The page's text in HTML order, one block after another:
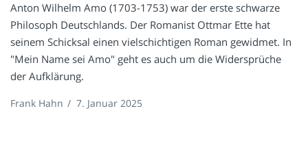
Anton Wilhelm Amo (1703-1753) war der erste schwarze
Philosoph Deutschlands. Der Romanist Ottmar Ette hat
seinem Schicksal einen vielschichtigen Roman gewidmet. In
"Mein Name sei Amo" geht es auch um die Widersprüche
der Aufklärung.
Frank Hahn / 7. Januar 2025